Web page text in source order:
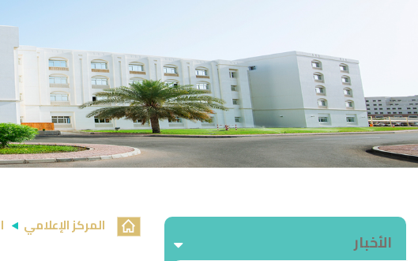
الأخبار
المركز الإعلامي